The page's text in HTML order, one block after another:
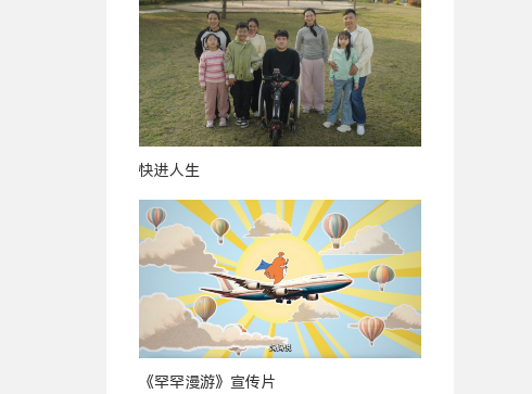
快进人生
《罕罕漫游》宣传片